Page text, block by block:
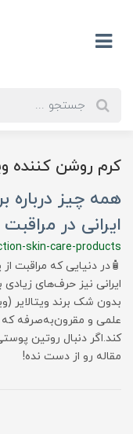
کرم روشن کننده
همه چیز درباره
ایرانی در
skin-care-products
🧴در دنیایی که مراقبت
ایرانی نیز حرف‌های
علمی و مقرون‌به‌صرفه که
کند.اگر دنبال روتین
مقاله رو از دست نده!